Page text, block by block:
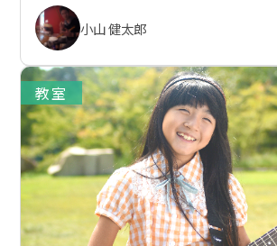
小山 健太郎
教室